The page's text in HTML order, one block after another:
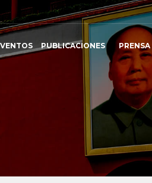
PUBLICACIONES PRENSA